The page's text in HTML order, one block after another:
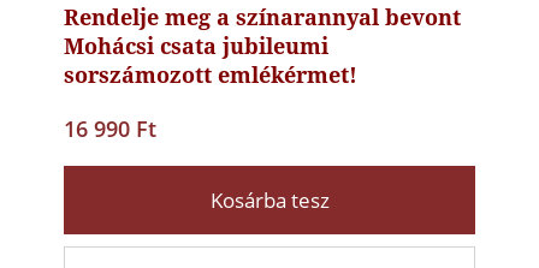
Rendelje meg a színarannyal bevont
Mohácsi csata jubileumi
sorszámozott emlékérmet!
16 990 Ft
Kosárba tesz